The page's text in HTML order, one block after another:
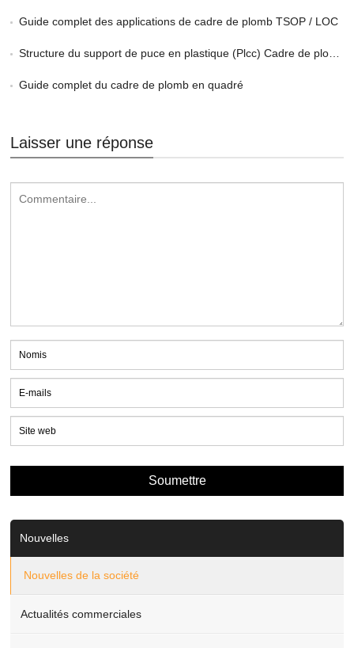
Guide complet des applications de cadre de plomb TSOP / LOC
Structure du support de puce en plastique (Plcc) Cadre de plomb
Guide complet du cadre de plomb en quadré
Laisser une réponse
Nouvelles
Nouvelles de la société
Actualités commerciales